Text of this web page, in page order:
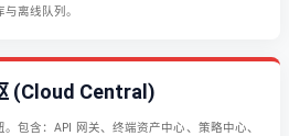
离线队列。
(Cloud Central)
包含：API 网关、终端资产中心、策略中心、